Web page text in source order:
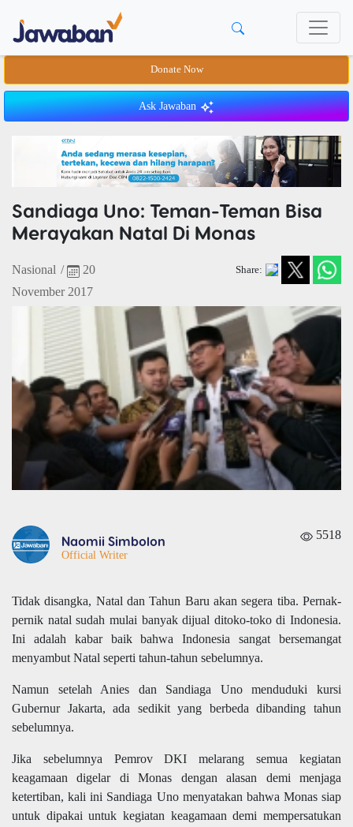
Donate Now
Ask Jawaban
Sandiaga Uno: Teman-Teman Bisa
Merayakan Natal Di Monas
Nasional /
20
November 2017
Share:
Naomii Simbolon
Official Writer
5518
Tidak disangka, Natal dan Tahun Baru akan segera tiba. Pernak-
pernik natal sudah mulai banyak dijual ditoko-toko di Indonesia.
Ini adalah kabar baik bahwa Indonesia sangat bersemangat
menyambut Natal seperti tahun-tahun sebelumnya.
Namun setelah Anies dan Sandiaga Uno menduduki kursi
Gubernur Jakarta, ada sedikit yang berbeda dibanding tahun
sebelumnya.
Jika sebelumnya Pemrov DKI melarang semua kegiatan
keagamaan digelar di Monas dengan alasan demi menjaga
ketertiban, kali ini Sandiaga Uno menyatakan bahwa Monas siap
untuk dipakai untuk kegiatan keagamaan demi mempersatukan